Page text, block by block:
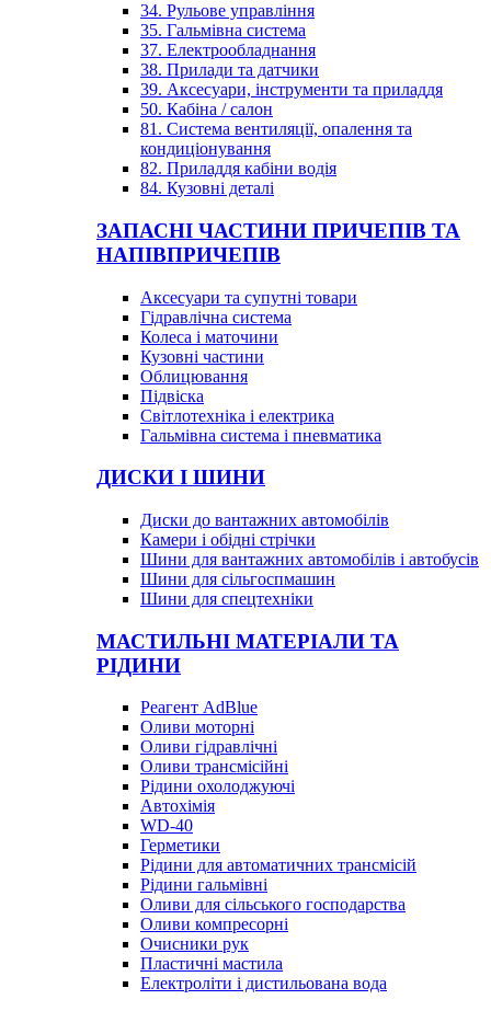
34. Рульове управління
35. Гальмівна система
37. Електрообладнання
38. Прилади та датчики
39. Аксесуари, інструменти та приладдя
50. Кабіна / салон
81. Система вентиляції, опалення та
кондиціонування
82. Приладдя кабіни водія
84. Кузовні деталі
ЗАПАСНІ ЧАСТИНИ ПРИЧЕПІВ ТА
НАПІВПРИЧЕПІВ
Аксесуари та супутні товари
Гідравлічна система
Колеса і маточини
Кузовні частини
Облицювання
Підвіска
Світлотехніка і електрика
Гальмівна система і пневматика
ДИСКИ І ШИНИ
Диски до вантажних автомобілів
Камери і обідні стрічки
Шини для вантажних автомобілів і автобусів
Шини для сільгоспмашин
Шини для спецтехніки
МАСТИЛЬНІ МАТЕРІАЛИ ТА
РІДИНИ
Реагент AdBlue
Оливи моторні
Оливи гідравлічні
Оливи трансмісійні
Рідини охолоджуючі
Автохімія
WD-40
Герметики
Рідини для автоматичних трансмісій
Рідини гальмівні
Оливи для сільського господарства
Оливи компресорні
Очисники рук
Пластичні мастила
Електроліти і дистильована вода